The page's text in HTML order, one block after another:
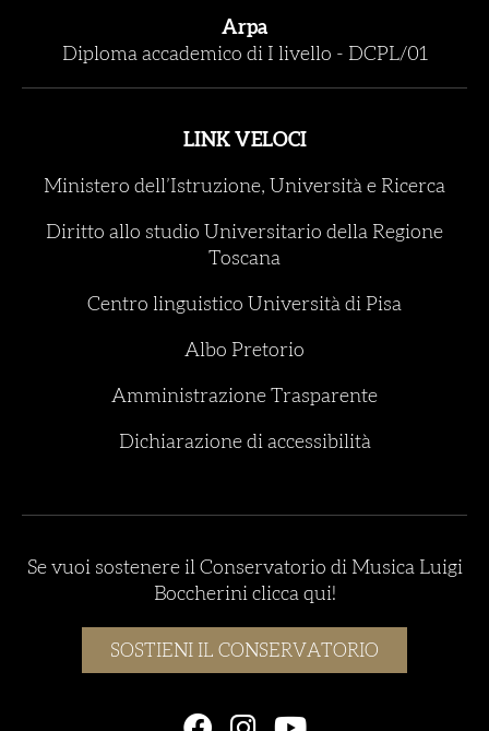
Arpa
Diploma accademico di I livello - DCPL/01
LINK VELOCI
Ministero dell’Istruzione, Università e Ricerca
Diritto allo studio Universitario della Regione
Toscana
Centro linguistico Università di Pisa
Albo Pretorio
Amministrazione Trasparente
Dichiarazione di accessibilità
Se vuoi sostenere il Conservatorio di Musica Luigi
Boccherini clicca qui!
SOSTIENI IL CONSERVATORIO